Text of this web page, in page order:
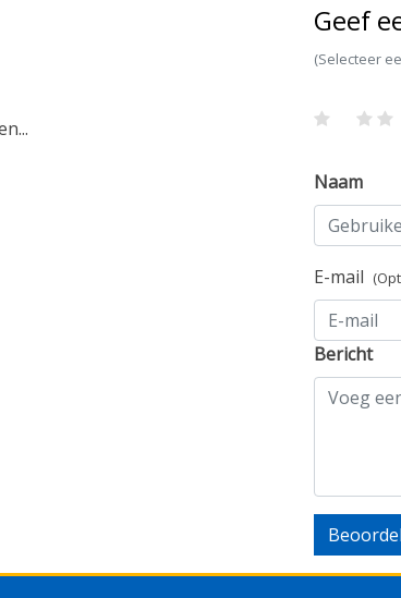
Geef
(Selecteer
Naam
E-mail
Bericht